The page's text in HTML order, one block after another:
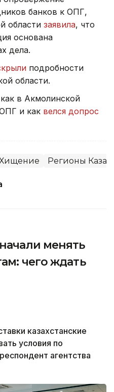
банков к ОПГ,
области заявила, что
основана
дела.
подробности
области.
в Акмолинской
и как велся допрос
Регионы
менять
чего ждать
казахстанские
условия по
агентства